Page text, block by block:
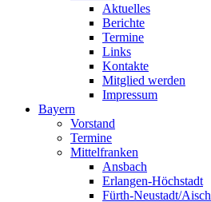
Aktuelles
Berichte
Termine
Links
Kontakte
Mitglied werden
Impressum
Bayern
Vorstand
Termine
Mittelfranken
Ansbach
Erlangen-Höchstadt
Fürth-Neustadt/Aisch